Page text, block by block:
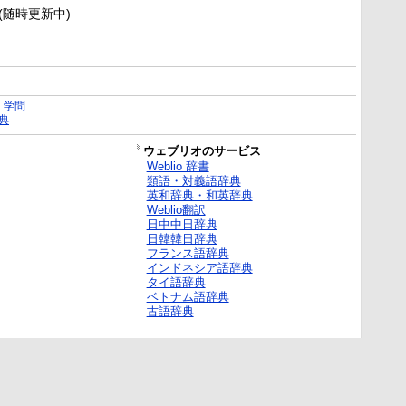
時更新中)
学問
ウェブリオのサービス
Weblio 辞書
類語・対義語辞典
英和辞典・和英辞典
Weblio翻訳
日中中日辞典
日韓韓日辞典
フランス語辞典
インドネシア語辞典
タイ語辞典
ベトナム語辞典
古語辞典